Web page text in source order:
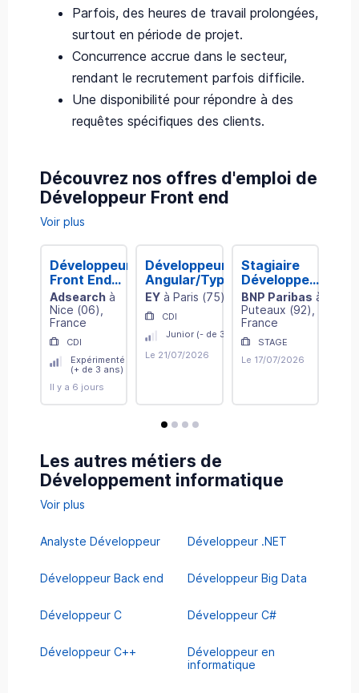
Parfois, des heures de travail prolongées,
surtout en période de projet.
Concurrence accrue dans le secteur,
rendant le recrutement parfois difficile.
Une disponibilité pour répondre à des
requêtes spécifiques des clients.
Découvrez nos offres d'emploi de
Développeur Front end
Voir plus
Développeur
Front End
React Node
senior H/F
Adsearch à
Nice (06)
France
CDI
Expérimenté
(+ de 3 ans)
Il y a 6 jours
Développeur Front
Angular/Typescript
- EY FABERNOVEL
EY à Paris (75) , France
CDI
Junior (- de 3 ans)
Le 21/07/2026
Stagiaire
Développeur
Angular H/F
BNP Paribas à
Puteaux (92)
France
STAGE
Le 17/07/2026
avisavisavisavis
Les autres métiers de
Développement informatique
Voir plus
Analyste Développeur Développeur .NET
Développeur Back end Développeur Big Data
Développeur C Développeur C#
Développeur C++
Développeur en
informatique